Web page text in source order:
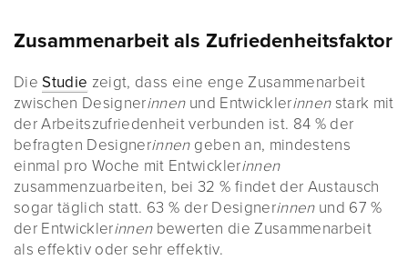
Zusammenarbeit als Zufriedenheitsfaktor
DieStudie zeigt, dass eine enge Zusammenarbeit
zwischen Designerinnenund Entwicklerinnenstark mit
der Arbeitszufriedenheit verbunden ist. 84 % der
befragten Designerinnengeben an, mindestens
einmal pro Woche mit Entwicklerinnen
zusammenzuarbeiten, bei 32 % findet der Austausch
sogar täglich statt. 63 % der Designerinnenund 67 %
der Entwicklerinnenbewerten die Zusammenarbeit
als effektiv oder sehr effektiv.